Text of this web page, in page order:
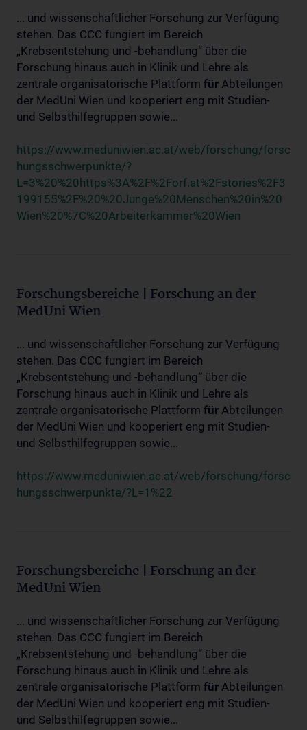
... und wissenschaftlicher Forschung zur Verfügung
stehen. Das CCC fungiert im Bereich
„Krebsentstehung und -behandlung“ über die
Forschung hinaus auch in Klinik und Lehre als
zentrale organisatorische Plattform für Abteilungen
der MedUni Wien und kooperiert eng mit Studien-
und Selbsthilfegruppen sowie...
https://www.meduniwien.ac.at/web/forschung/forsc
hungsschwerpunkte/?
L=3%20%20https%3A%2F%2Forf.at%2Fstories%2F3
199155%2F%20%20Junge%20Menschen%20in%20
Wien%20%7C%20Arbeiterkammer%20Wien
Forschungsbereiche | Forschung an der
MedUni Wien
... und wissenschaftlicher Forschung zur Verfügung
stehen. Das CCC fungiert im Bereich
„Krebsentstehung und -behandlung“ über die
Forschung hinaus auch in Klinik und Lehre als
zentrale organisatorische Plattform für Abteilungen
der MedUni Wien und kooperiert eng mit Studien-
und Selbsthilfegruppen sowie...
https://www.meduniwien.ac.at/web/forschung/forsc
hungsschwerpunkte/?L=1%22
Forschungsbereiche | Forschung an der
MedUni Wien
... und wissenschaftlicher Forschung zur Verfügung
stehen. Das CCC fungiert im Bereich
„Krebsentstehung und -behandlung“ über die
Forschung hinaus auch in Klinik und Lehre als
zentrale organisatorische Plattform für Abteilungen
der MedUni Wien und kooperiert eng mit Studien-
und Selbsthilfegruppen sowie...